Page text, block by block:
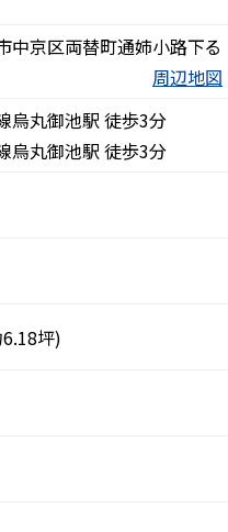
中京区両替町通姉小路下る
周辺地図
烏丸御池駅 徒歩3分
烏丸御池駅 徒歩3分
坪)